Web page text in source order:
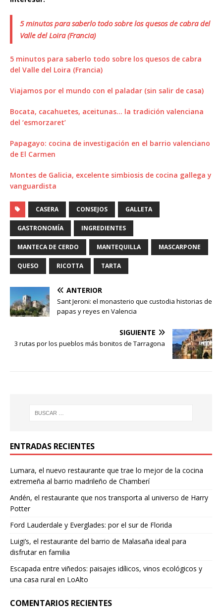
5 minutos para saberlo todo sobre los quesos de cabra del
Valle del Loira (Francia)
5 minutos para saberlo todo sobre los quesos de cabra
del Valle del Loira (Francia)
Viajamos por el mundo con el paladar (sin salir de casa)
Bocata, cacahuetes, aceitunas… la tradición valenciana
del ‘esmorzaret’
Papagayo: cocina de investigación en el barrio valenciano
de El Carmen
Montes de Galicia, excelente simbiosis de cocina gallega y
vanguardista
CASERA CONSEJOS GALLETA
GASTRONOMÍA INGREDIENTES
MANTECA DE CERDO MANTEQUILLA MASCARPONE
QUESO RICOTTA TARTA
ANTERIOR
Sant Jeroni: el monasterio que custodia historias de
papas y reyes en Valencia
SIGUIENTE
3 rutas por los pueblos más bonitos de Tarragona
ENTRADAS RECIENTES
Lumara, el nuevo restaurante que trae lo mejor de la cocina
extremeña al barrio madrileño de Chamberí
Andén, el restaurante que nos transporta al universo de Harry
Potter
Ford Lauderdale y Everglades: por el sur de Florida
Luigi’s, el restaurante del barrio de Malasaña ideal para
disfrutar en familia
Escapada entre viñedos: paisajes idílicos, vinos ecológicos y
una casa rural en LoAlto
COMENTARIOS RECIENTES